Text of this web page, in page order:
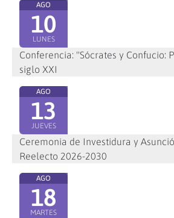
AGO
10
LUNES
Conferencia: "Sócrates y Confucio:
siglo XXI
AGO
13
JUEVES
Ceremonia de Investidura y
Reelecto 2026-2030
AGO
18
MARTES